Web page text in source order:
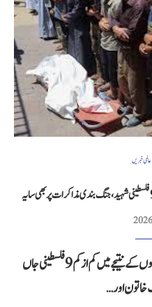
عالمی خبریں
غزہ کی پٹی میں اسرائیلی فائرنگ اور فضائی حملوں کے نتیجے میں کم از کم 9 فلسطینی جاں